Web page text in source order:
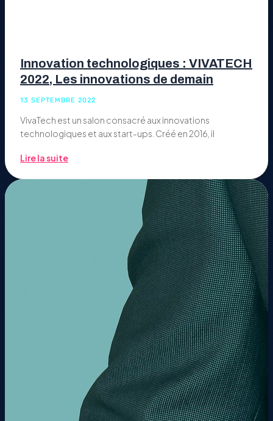
Innovation technologiques : VIVATECH
2022, Les innovations de demain
13 SEPTEMBRE 2022
VivaTech est un salon consacré aux innovations
technologiques et aux start-ups. Créé en 2016, il
Lire la suite